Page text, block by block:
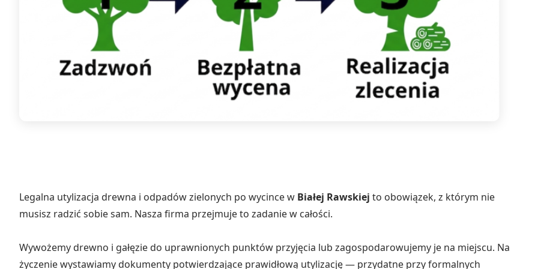
Legalna utylizacja drewna i odpadów zielonych po wycince w Białej Rawskiej to obowiązek, z którym nie
musisz radzić sobie sam. Nasza firma przejmuje to zadanie w całości.
Wywożemy drewno i gałęzie do uprawnionych punktów przyjęcia lub zagospodarowujemy je na miejscu. Na
życzenie wystawiamy dokumenty potwierdzające prawidłową utylizację — przydatne przy formalnych